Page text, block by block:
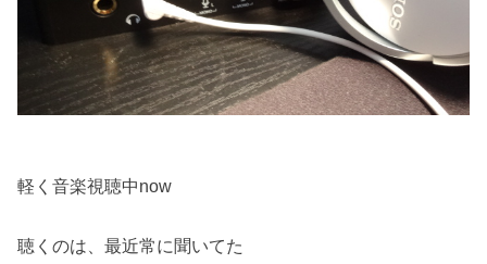
軽く音楽視聴中now
聴くのは、最近常に聞いてた